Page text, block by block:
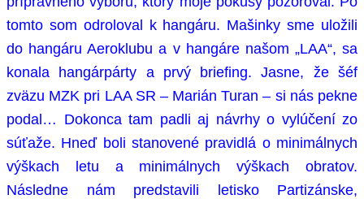
tomto som odroloval k hangáru. Mašinky sme uložili
do hangáru Aeroklubu a v hangáre našom „LAA“, sa
konala hangárpárty a prvý briefing. Jasne, že šéf
zväzu MZK pri LAA SR – Marián Turan – si nás pekne
podal… Dokonca tam padli aj návrhy o vylúčení zo
súťaže. Hneď boli stanovené pravidlá o minimálnych
výškach letu a minimálnych výškach obratov.
Následne nám predstavili letisko Partizánske,